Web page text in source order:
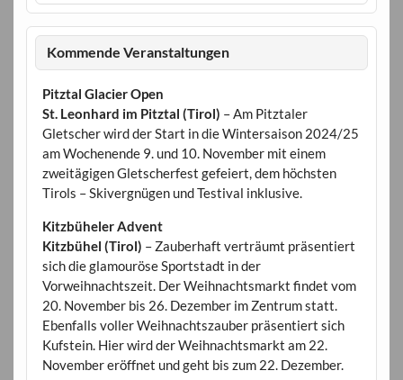
Kommende Veranstaltungen
Pitztal Glacier Open
St. Leonhard im Pitztal (Tirol) – Am Pitztaler
Gletscher wird der Start in die Wintersaison 2024/25
am Wochenende 9. und 10. November mit einem
zweitägigen Gletscherfest gefeiert, dem höchsten
Tirols – Skivergnügen und Testival inklusive.
Kitzbüheler Advent
Kitzbühel (Tirol) – Zauberhaft verträumt präsentiert
sich die glamouröse Sportstadt in der
Vorweihnachtszeit. Der Weihnachtsmarkt findet vom
20. November bis 26. Dezember im Zentrum statt.
Ebenfalls voller Weihnachtszauber präsentiert sich
Kufstein. Hier wird der Weihnachtsmarkt am 22.
November eröffnet und geht bis zum 22. Dezember.